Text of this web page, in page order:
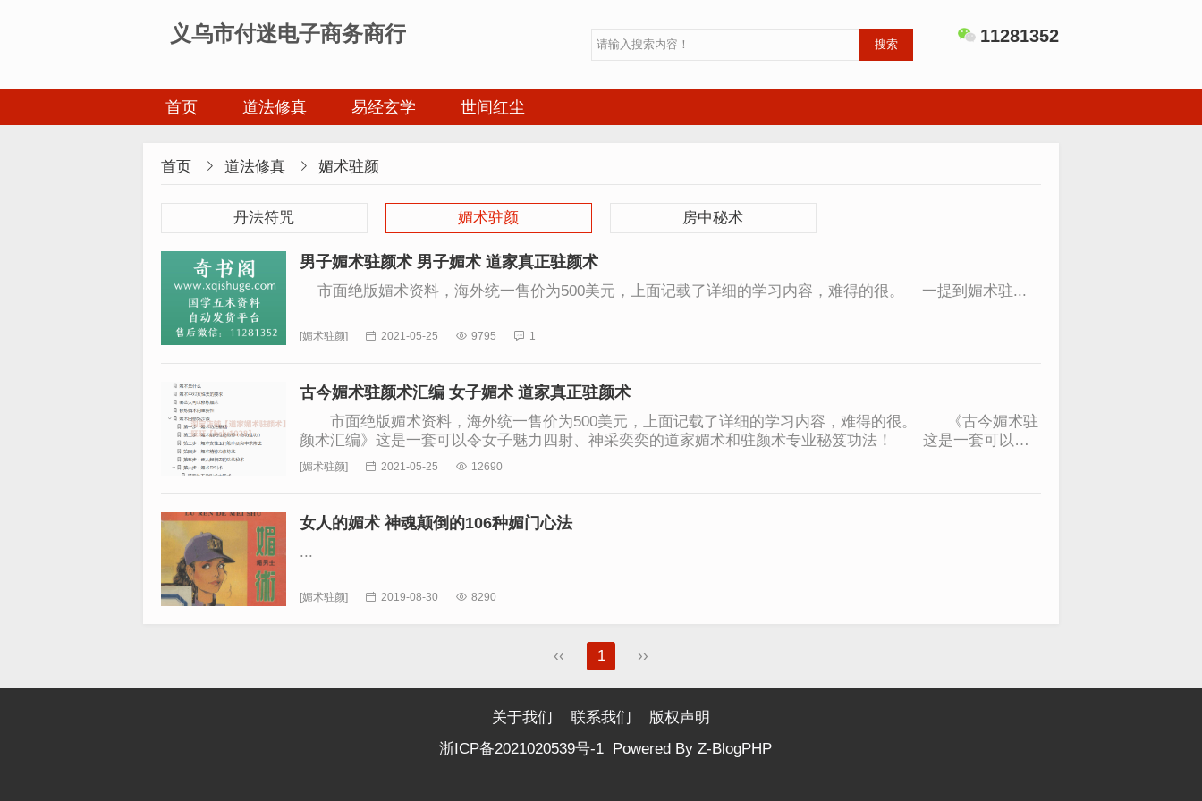
义乌市付迷电子商务商行 11281352
搜索
首页 道法修真 易经玄学 世间红尘
首页  道法修真  媚术驻颜
丹法符咒 媚术驻颜 房中秘术
男子媚术驻颜术 男子媚术 道家真正驻颜术
市面绝版媚术资料，海外统一售价为500美元，上面记载了详细的学习内容，难得的很。 一提到媚术驻...
[媚术驻颜]  2021-05-25  9795  1
古今媚术驻颜术汇编 女子媚术 道家真正驻颜术
市面绝版媚术资料，海外统一售价为500美元，上面记载了详细的学习内容，难得的很。 《古今媚术驻
颜术汇编》这是一套可以令女子魅力四射、神采奕奕的道家媚术和驻颜术专业秘笈功法！ 这是一套可以改
变你...
[媚术驻颜]  2021-05-25  12690
女人的媚术 神魂颠倒的106种媚门心法
...
[媚术驻颜]  2019-08-30  8290
‹‹ 1 ››
关于我们 联系我们
版权声明
浙ICP备2021020539号-1 Powered By Z-BlogPHP